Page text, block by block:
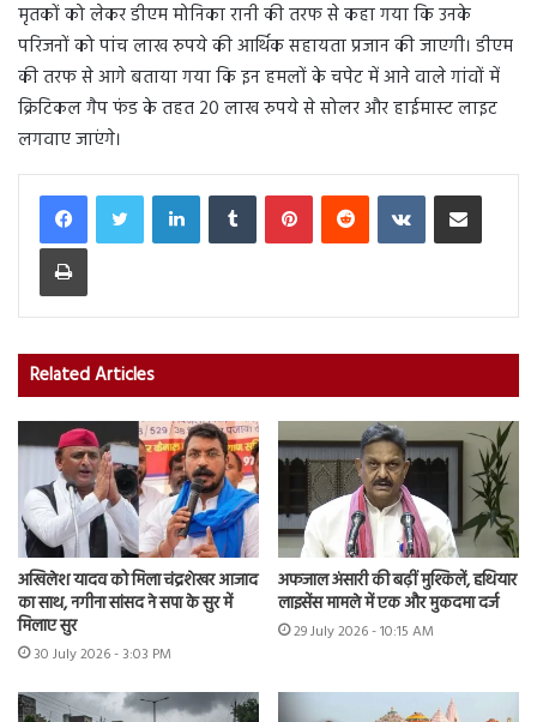
मृतकों को लेकर डीएम मोनिका रानी की तरफ से कहा गया कि उनके
परिजनों को पांच लाख रुपये की आर्थिक सहायता प्रजान की जाएगी। डीएम
की तरफ से आगे बताया गया कि इन हमलों के चपेट में आने वाले गांवों में
क्रिटिकल गैप फंड के तहत 20 लाख रुपये से सोलर और हाईमास्ट लाइट
लगवाए जाएंगे।
LinkedInTumblr PinterestReddit VKontakteShare via Email
Print
Related Articles
अखिलेश यादव को मिला चंद्रशेखर आजाद
का साथ, नगीना सांसद ने सपा के सुर में
मिलाए सुर
30 July 2026 - 3:03 PM
अफजाल अंसारी की बढ़ीं मुश्किलें, हथियार
लाइसेंस मामले में एक और मुकदमा दर्ज
29 July 2026 - 10:15 AM